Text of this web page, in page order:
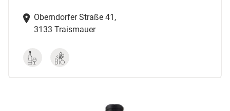
Oberndorfer Straße 41,
3133 Traismauer